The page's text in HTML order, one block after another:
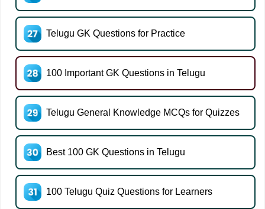
Telugu GK Questions for Practice
100 Important GK Questions in Telugu
Telugu General Knowledge MCQs for Quizzes
Best 100 GK Questions in Telugu
100 Telugu Quiz Questions for Learners